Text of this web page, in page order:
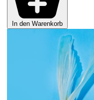
In den Warenkorb